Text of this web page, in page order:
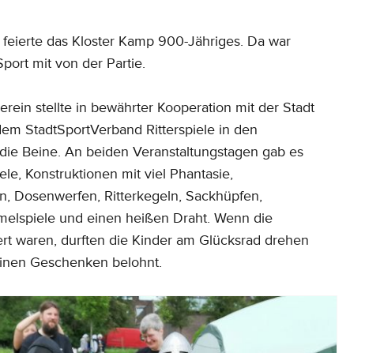
das Kloster Kamp 900-Jähriges. Da war
mit von der Partie.
stellte in bewährter Kooperation mit der Stadt
StadtSportVerband Ritterspiele in den
Beine. An beiden Veranstaltungstagen gab es
Konstruktionen mit viel Phantasie,
Dosenwerfen, Ritterkegeln, Sackhüpfen,
und einen heißen Draht. Wenn die
waren, durften die Kinder am Glücksrad drehen
Geschenken belohnt.